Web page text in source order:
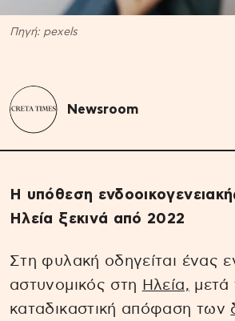
Πηγή: pexels
Newsroom
Η υπόθεση
Ηλεία ξεκινά από 2022
Στη φυλακή οδηγείται ένας
αστυνομικός στη Ηλεία, μετά
καταδικαστική απόφαση των